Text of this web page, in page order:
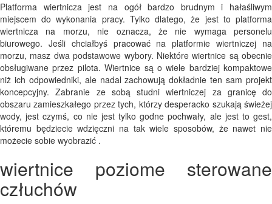
Platforma wiertnicza jest na ogół bardzo brudnym i hałaśliwym
miejscem do wykonania pracy. Tylko dlatego, że jest to platforma
wiertnicza na morzu, nie oznacza, że ​​nie wymaga personelu
biurowego. Jeśli chciałbyś pracować na platformie wiertniczej na
morzu, masz dwa podstawowe wybory. Niektóre wiertnice są obecnie
obsługiwane przez pilota. Wiertnice są o wiele bardziej kompaktowe
niż ich odpowiedniki, ale nadal zachowują dokładnie ten sam projekt
koncepcyjny. Zabranie ze sobą studni wiertniczej za granicę do
obszaru zamieszkałego przez tych, którzy desperacko szukają świeżej
wody, jest czymś, co nie jest tylko godne pochwały, ale jest to gest,
któremu będziecie wdzięczni na tak wiele sposobów, że nawet nie
możecie sobie wyobrazić .
wiertnice poziome sterowane
człuchów